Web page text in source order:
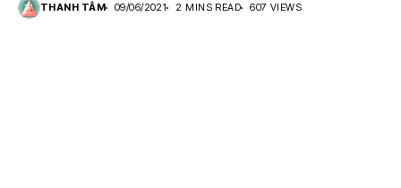
THANH TÂM 09/06/2021 2 MINS READ 607 VIEWS